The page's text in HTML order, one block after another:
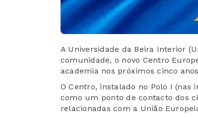
A Universidade da Beira Interior
comunidade, o novo Centro
academia nos próximos cinco
O Centro, instalado no Polo I (nas
como um ponto de contacto dos
relacionadas com a União